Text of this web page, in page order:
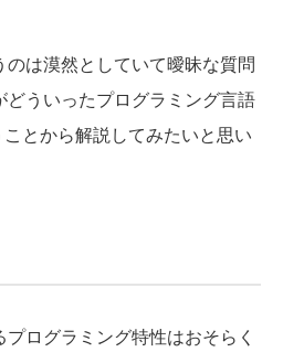
は漠然としていて曖昧な質問
ういったプログラミング言語
とから解説してみたいと思い
ログラミング特性はおそらく